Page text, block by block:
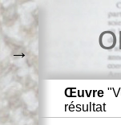
→ O
Œuvre
résultat